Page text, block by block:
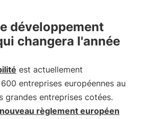
développement
changera l'année
est actuellement
600 entreprises européennes au
entreprises cotées.
nouveau règlement européen